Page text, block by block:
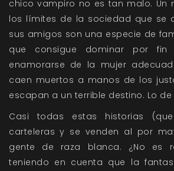
chico vampiro no es tan malo. Un
los límites de la sociedad que se
sus amigos son una especie de
que consigue dominar por
enamorarse de la mujer
caen muertos a manos de los
escapan a un terrible destino. Lo de
Casi todas estas historias
carteleras y se venden al por
gente de raza blanca. ¿No es
teniendo en cuenta que la